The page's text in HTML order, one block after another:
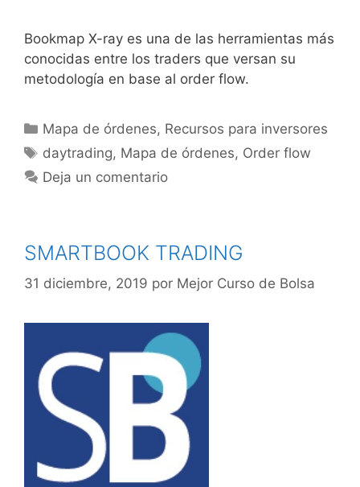
Bookmap X-ray es una de las herramientas más
conocidas entre los traders que versan su
metodología en base al order flow.
Categorías
Mapa de órdenes, Recursos para inversores
Etiquetas
daytrading, Mapa de órdenes, Order flow
Deja un comentario
SMARTBOOK TRADING
31 diciembre, 2019 por Mejor Curso de Bolsa